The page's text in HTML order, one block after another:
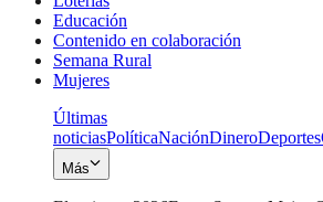
Educación
Contenido en colaboración
Semana Rural
Mujeres
Últimas
noticiasPolíticaNaciónDineroDeportes
Más